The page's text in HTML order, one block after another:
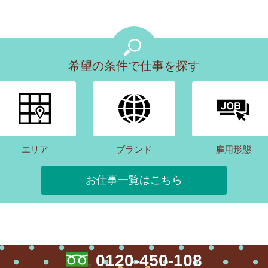
希望の条件で仕事を探す
エリア ブランド 雇用形態
お仕事一覧はこちら
0120-450-108